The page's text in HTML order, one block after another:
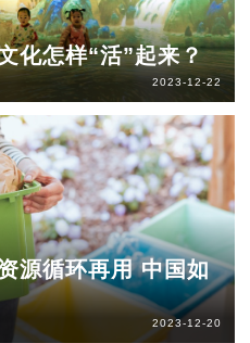
化怎样“活”起来？
2023-12-22
源循环再用 中国如
2023-12-20